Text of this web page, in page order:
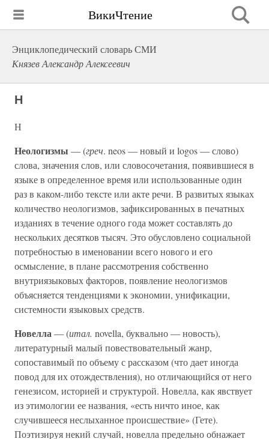
ВикиЧтение
Энциклопедический словарь СМИ
Князев Александр Алексеевич
Н
Н
Неологизмы — (греч. neos — новый и logos — слово)
слова, значения слов, или словосочетания, появившиеся в
языке в определенное время или использованные один
раз в каком-либо тексте или акте речи. В развитых языках
количество неологизмов, зафиксированных в печатных
изданиях в течение одного года может составлять до
нескольких десятков тысяч. Это обусловлено социальной
потребностью в именовании всего нового и его
осмысление, в плане рассмотрения собственно
внутриязыковых факторов, появление неологизмов
объясняется тенденциями к экономии, унификации,
системности языковых средств.
Новелла— (итал. novella, буквально — новость),
литературный малый повествовательный жанр,
сопоставимый по объему с рассказом (что дает иногда
повод для их отождествления), но отличающийся от него
генезисом, историей и структурой. Новелла, как явствует
из этимологии ее названия, «есть ничто иное, как
случившееся неслыханное происшествие» (Гете).
Поэтизируя некий случай, новелла предельно обнажает